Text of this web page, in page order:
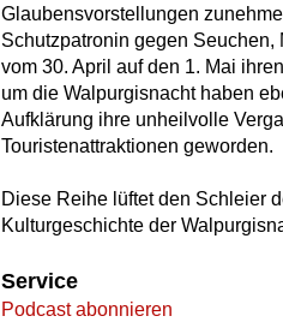
Glaubensvorstellungen
Schutzpatronin gegen Seuchen,
vom 30. April auf den 1. Mai
um die Walpurgisnacht haben
Aufklärung ihre unheilvolle
Touristenattraktionen geworden.
Diese Reihe lüftet den Schleier
Kulturgeschichte der
Service
Podcast abonnieren